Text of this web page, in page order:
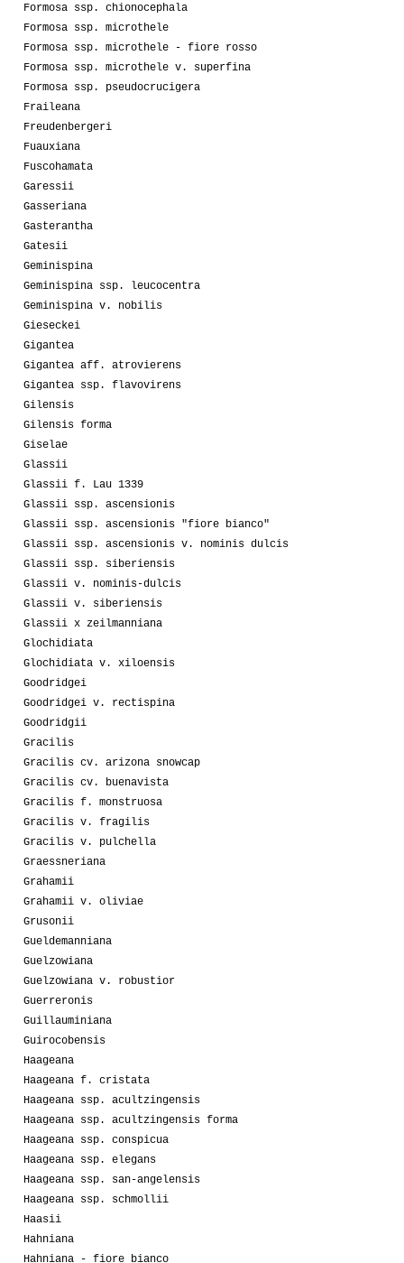
Formosa ssp. chionocephala
Formosa ssp. microthele
Formosa ssp. microthele - fiore rosso
Formosa ssp. microthele v. superfina
Formosa ssp. pseudocrucigera
Fraileana
Freudenbergeri
Fuauxiana
Fuscohamata
Garessii
Gasseriana
Gasterantha
Gatesii
Geminispina
Geminispina ssp. leucocentra
Geminispina v. nobilis
Gieseckei
Gigantea
Gigantea aff. atrovierens
Gigantea ssp. flavovirens
Gilensis
Gilensis forma
Giselae
Glassii
Glassii f. Lau 1339
Glassii ssp. ascensionis
Glassii ssp. ascensionis "fiore bianco"
Glassii ssp. ascensionis v. nominis dulcis
Glassii ssp. siberiensis
Glassii v. nominis-dulcis
Glassii v. siberiensis
Glassii x zeilmanniana
Glochidiata
Glochidiata v. xiloensis
Goodridgei
Goodridgei v. rectispina
Goodridgii
Gracilis
Gracilis cv. arizona snowcap
Gracilis cv. buenavista
Gracilis f. monstruosa
Gracilis v. fragilis
Gracilis v. pulchella
Graessneriana
Grahamii
Grahamii v. oliviae
Grusonii
Gueldemanniana
Guelzowiana
Guelzowiana v. robustior
Guerreronis
Guillauminiana
Guirocobensis
Haageana
Haageana f. cristata
Haageana ssp. acultzingensis
Haageana ssp. acultzingensis forma
Haageana ssp. conspicua
Haageana ssp. elegans
Haageana ssp. san-angelensis
Haageana ssp. schmollii
Haasii
Hahniana
Hahniana - fiore bianco